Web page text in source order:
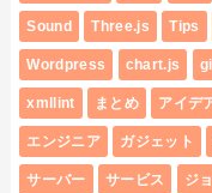
Sound Three.js Tips
Wordpress chart.js
xmllint まとめ アイデ
エンジニア ガジェット
サーバー サービス ジ